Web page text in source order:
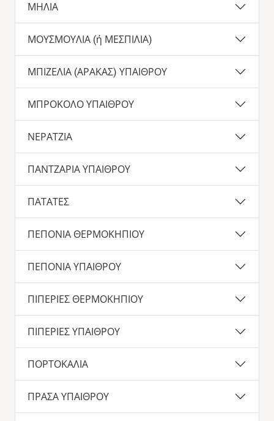
ΜΗΛΙΑ
ΜΟΥΣΜΟΥΛΙΑ (ή ΜΕΣΠΙΛΙΑ)
ΜΠΙΖΕΛΙΑ (ΑΡΑΚΑΣ) ΥΠΑΙΘΡΟΥ
ΜΠΡΟΚΟΛΟ ΥΠΑΙΘΡΟΥ
ΝΕΡΑΤΖΙΑ
ΠΑΝΤΖΑΡΙΑ ΥΠΑΙΘΡΟΥ
ΠΑΤΑΤΕΣ
ΠΕΠΟΝΙΑ ΘΕΡΜΟΚΗΠΙΟΥ
ΠΕΠΟΝΙΑ ΥΠΑΙΘΡΟΥ
ΠΙΠΕΡΙΕΣ ΘΕΡΜΟΚΗΠΙΟΥ
ΠΙΠΕΡΙΕΣ ΥΠΑΙΘΡΟΥ
ΠΟΡΤΟΚΑΛΙΑ
ΠΡΑΣΑ ΥΠΑΙΘΡΟΥ